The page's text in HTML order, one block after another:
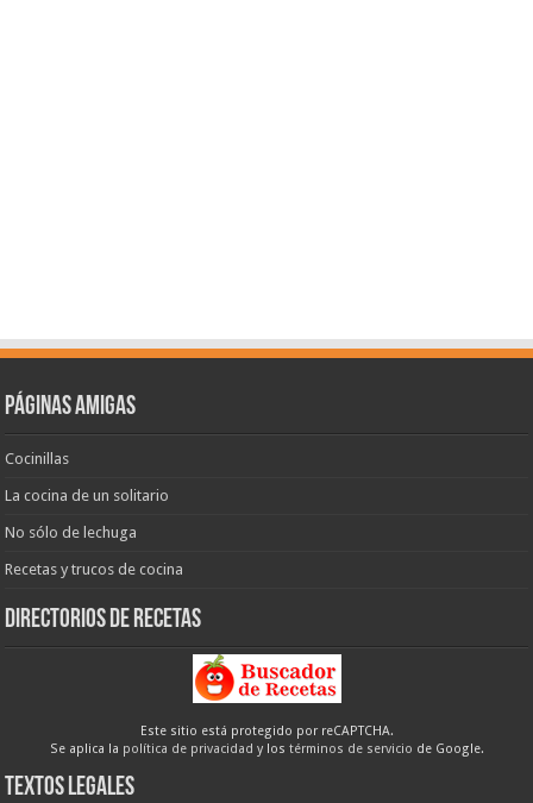
Páginas amigas
Cocinillas
La cocina de un solitario
No sólo de lechuga
Recetas y trucos de cocina
Directorios de recetas
Este sitio está protegido por reCAPTCHA.
Se aplica la política de privacidad y los términos de servicio de Google.
Textos legales